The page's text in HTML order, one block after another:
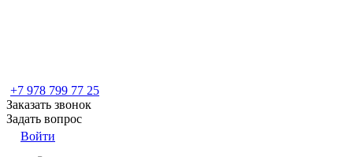
+7 978 799 77 25
Заказать звонок
Задать вопрос
Войти